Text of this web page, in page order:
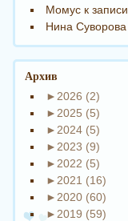
Момус к записи
Нина Суворова
Архив
► 2026 (2)
► 2025 (5)
► 2024 (5)
► 2023 (9)
► 2022 (5)
► 2021 (16)
► 2020 (60)
► 2019 (59)